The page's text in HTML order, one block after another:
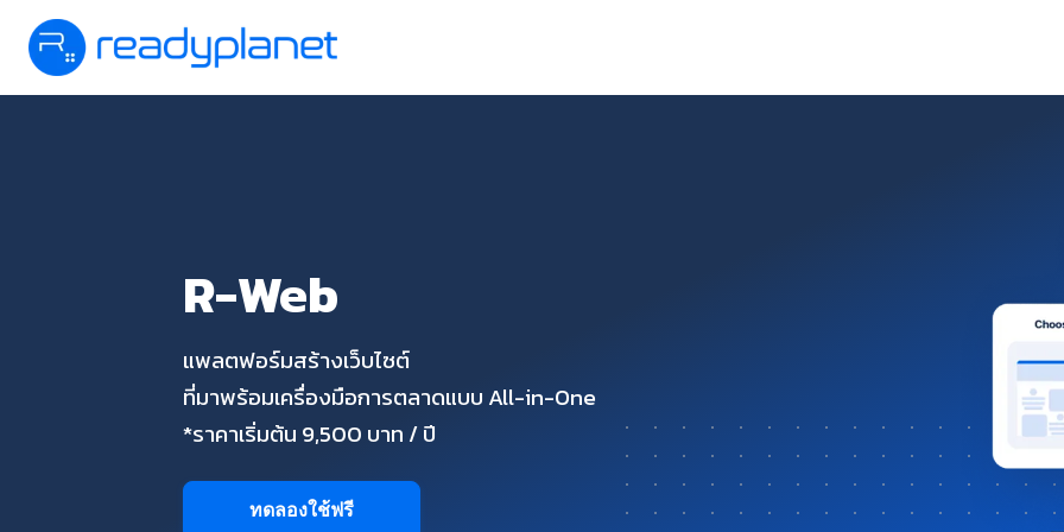
R-Web
แพลตฟอร์มสร้างเว็บไซต์
ที่มาพร้อมเครื่องมือการตลาดแบบ All-in-One
*ราคาเริ่มต้น 9,500 บาท / ปี
ทดลองใช้ฟรี